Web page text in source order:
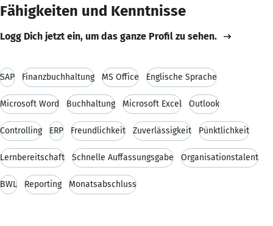
Fähigkeiten und Kenntnisse
Logg Dich jetzt ein, um das ganze Profil zu sehen.
SAP Finanzbuchhaltung MS Office Englische Sprache
Microsoft Word Buchhaltung Microsoft Excel Outlook
Controlling ERP Freundlichkeit Zuverlässigkeit Pünktlichkeit
Lernbereitschaft Schnelle Auffassungsgabe Organisationstalent
BWL Reporting Monatsabschluss